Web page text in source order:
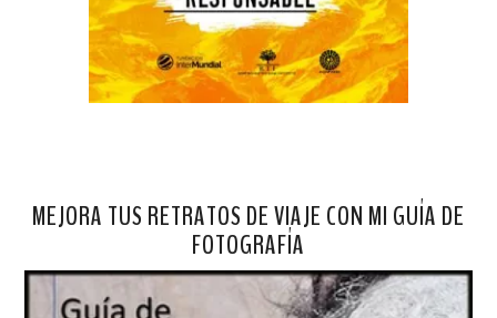
MEJORA TUS RETRATOS DE VIAJE CON MI GUÍA DE
FOTOGRAFÍA